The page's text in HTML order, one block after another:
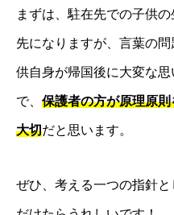
まずは、駐在先での子供
先になりますが、言葉の問
供自身が帰国後に大変な
で、 保護者の方が原理原
大切だと思います。
ぜひ、考える一つの指針